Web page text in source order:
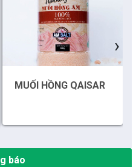
MUỐI HỒNG QAISAR
›
báo
nhà lá vườn”
nghiệp đổi mới sáng tạo
sự đột phá
công nghệ tương lai